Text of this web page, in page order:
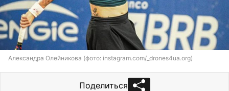
Александра Олейникова (фото: instagram.com/_drones4ua.org)
Поделиться